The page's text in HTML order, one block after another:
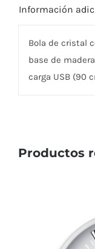
Información
Bola de cristal
base de
carga USB (90
Productos